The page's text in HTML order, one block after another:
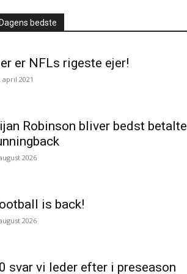
Dagens bedste
er NFLs rigeste ejer!
april 2021
Robinson bliver bedst betalte
2026
is back!
2026
svar vi leder efter i preseason